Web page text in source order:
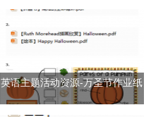
英语主题活动资源-万圣节作业纸